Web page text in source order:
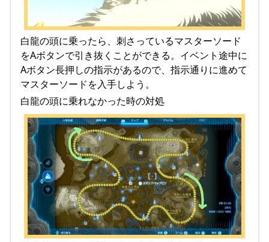
白龍の頭に乗ったら、刺さっているマスターソード
をAボタンで引き抜くことができる。イベント途中に
Aボタン長押しの指示があるので、指示通りに進めて
マスターソードを入手しよう。
白龍の頭に乗れなかった時の対処